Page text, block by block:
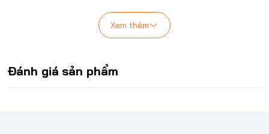
mượt mà đến góc nhìn hoàn hảo cho bạn.
Các phím có đèn nền thoải mái và cơ chế cắt kéo với hành
Được thiết kế cho các cử chỉ Multi ‑ Touch và con trỏ
trong iPadOS.
Xem thêm
Đánh giá sản phẩm